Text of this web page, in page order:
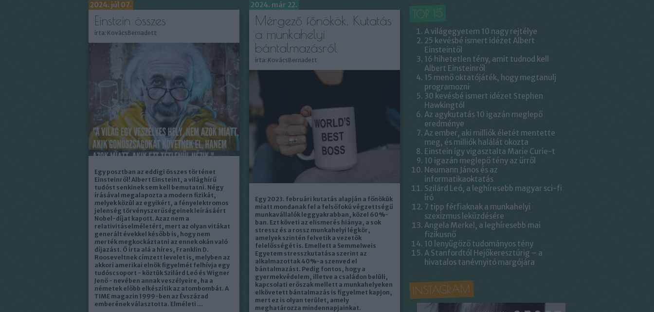
2024. júl 07.
Einstein összes
írta: KovácsBernadett
Egy posztban az eddigi összes történet
Einsteinről! Albert Einsteint, a világhírű
tudóst senkinek sem kell bemutatni. Négy
írásával megalapozta a modern fizikát,
melyek közül az egyikért, a fényelektromos
jelenség törvényszerűségeinek leírásáért
Nobel-díjat kapott. Azaz nem a
relativitáselméletért, mert az olyan vitákat
generált évekkel később is, hogy nem
merték megkockáztatni az ennek okán való
díjazást. Ő írta alá a híres, Franklin D.
Rooseveltnek címzett levelet is, melyben az
akkori amerikai elnök figyelmét felhívja egy
tudóscsoport - köztük Szilárd Leó és Wigner
Jenő - nevében annak veszélyeire, ha a
németek előbb elkészítik az atombombát. A
TIME magazin 1999-ben az Évszázad
emberének választotta. Elméleti ...
2024. már 22.
Mérgező főnökök. Kutatás
a munkahelyi
bántalmazásról
írta: KovácsBernadett
Egy 2023. februári kutatás alapján a főnökük
miatt mondanak fel a felsőfokú végzettségű
munkavállalók leggyakrabban, közel 60%-
ban. Ezt követi az elismerés hiánya, a sok
stressz és a rossz munkahelyi légkör,
amelyek szintén felvetik a vezetők
felelősségét is. Emellett a Semmelweis
Egyetem stresszkutatása szerint az
alkalmazottak 40%-a szenved el
bántalmazást. Pedig fontos, hogy a
gyermekvédelem, illetve a családon belüli,
kapcsolati erőszak mellett a munkahelyeken
elkövetett bántalmazás is figyelmet kapjon,
mert ez is olyan terület, amely
meghatározza mindennapjainkat.
TOP 15
A világegyetem 10 nagy rejtélye
25 kevésbé ismert idézet Albert
Einsteintől
16 hihetetlen tény, amit tudnod kell
Albert Einsteinről
15 menő oktatójáték, hogy megtanulj
programozni
30 kevésbé ismert idézet Stephen
Hawkingtól
Az agykutatás 10 igazán meglepő
eredménye
Az ember, aki milliók életét mentette
meg, és milliók halálát okozta
Einstein így vigasztalta Marie Curie-t
10 igazán meglepő tény az űrről
Neumann János és az
informatikaoktatás
Szilárd Leó, a leghíresebb magyar sci-fi
író
7 tipp férfiaknak a munkahelyi
szexizmus leküzdésére
Angela Merkel, a leghíresebb mai
fizikusnő
10 lenyűgöző tudományos tény
A Stanfordtól Hejőkeresztúrig – a
hivatalos tanévnyitó margójára
INSTAGRAM